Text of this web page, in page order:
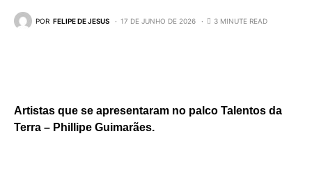
POR FELIPE DE JESUS 17 DE JUNHO DE 2026 3 MINUTE READ
Artistas que se apresentaram no palco Talentos da
Terra – Phillipe Guimarães.